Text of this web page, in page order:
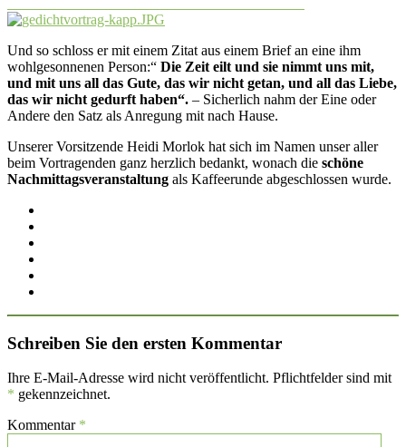
Und so schloss er mit einem Zitat aus einem Brief an eine ihm
wohlgesonnenen Person:“ Die Zeit eilt und sie nimmt uns mit,
und mit uns all das Gute, das wir nicht getan, und all das Liebe,
das wir nicht gedurft haben“. – Sicherlich nahm der Eine oder
Andere den Satz als Anregung mit nach Hause.
Unserer Vorsitzende Heidi Morlok hat sich im Namen unser aller
beim Vortragenden ganz herzlich bedankt, wonach die schöne
Nachmittagsveranstaltung als Kaffeerunde abgeschlossen wurde.
Schreiben Sie den ersten Kommentar
Ihre E-Mail-Adresse wird nicht veröffentlicht. Pflichtfelder sind mit
* gekennzeichnet.
Kommentar *